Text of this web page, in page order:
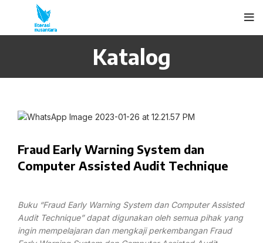
Katalog
Fraud Early Warning System dan
Computer Assisted Audit Technique
Buku “Fraud Early Warning System dan Computer Assisted
Audit Technique” dapat digunakan oleh semua pihak yang
ingin mempelajaran dan mengkaji perkembangan Fraud